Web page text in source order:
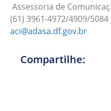
Assessoria de
(61) 3961-4972/4909/
aci@adasa.df.gov.br
Compartilhe: